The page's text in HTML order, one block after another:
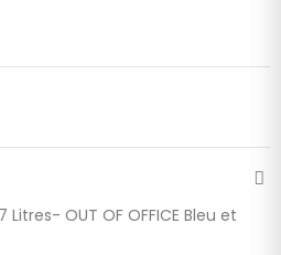
Litres- OUT OF OFFICE Bleu et